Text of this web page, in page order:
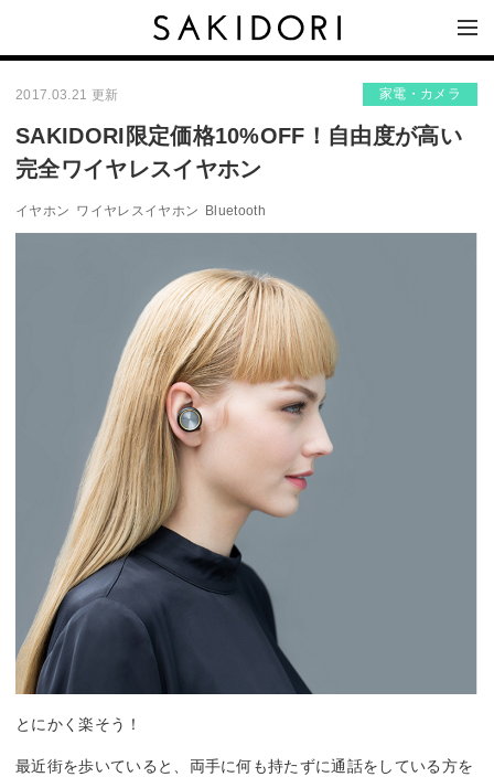
2017.03.21 更新 家電・カメラ
SAKIDORI限定価格10%OFF！自由度が高い
完全ワイヤレスイヤホン
イヤホン ワイヤレスイヤホン Bluetooth
とにかく楽そう！
最近街を歩いていると、両手に何も持たずに通話をしている方を